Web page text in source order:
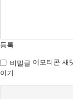
등록
비밀글 이모티콘 새
이기